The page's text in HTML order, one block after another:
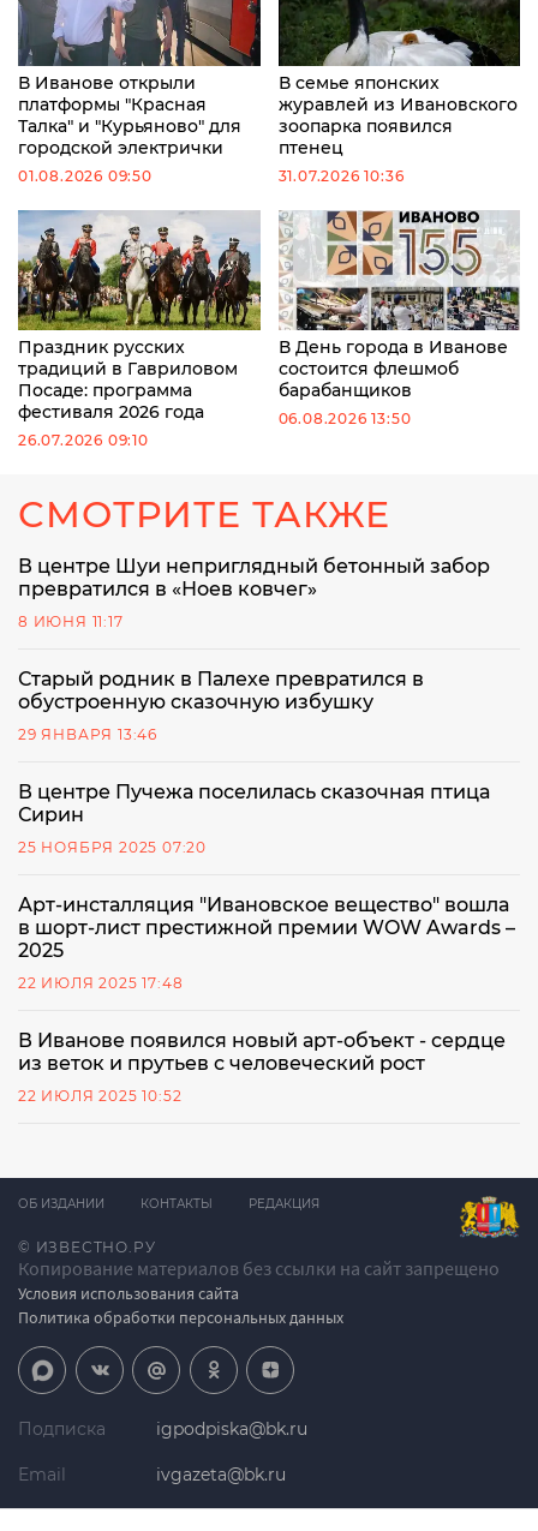
В Иванове открыли
платформы "Красная
Талка" и "Курьяново" для
городской электрички
01.08.2026 09:50
В семье японских
журавлей из Ивановского
зоопарка появился
птенец
31.07.2026 10:36
Праздник русских
традиций в Гавриловом
Посаде: программа
фестиваля 2026 года
26.07.2026 09:10
В День города в Иванове
состоится флешмоб
барабанщиков
06.08.2026 13:50
СМОТРИТЕ ТАКЖЕ
В центре Шуи неприглядный бетонный забор
превратился в «Ноев ковчег»
8 ИЮНЯ 11:17
Старый родник в Палехе превратился в
обустроенную сказочную избушку
29 ЯНВАРЯ 13:46
В центре Пучежа поселилась сказочная птица
Сирин
25 НОЯБРЯ 2025 07:20
Арт-инсталляция "Ивановское вещество" вошла
в шорт-лист престижной премии WOW Awards –
2025
22 ИЮЛЯ 2025 17:48
В Иванове появился новый арт-объект - сердце
из веток и прутьев с человеческий рост
22 ИЮЛЯ 2025 10:52
© ИЗВЕСТНО.РУ
Копирование материалов без ссылки на сайт запрещено
Условия использования сайта
Политика обработки персональных данных
ОБ ИЗДАНИИ КОНТАКТЫ РЕДАКЦИЯ
Подписка igpodpiska@bk.ru
Email ivgazeta@bk.ru